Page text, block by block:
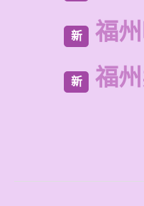
新 福
新 福